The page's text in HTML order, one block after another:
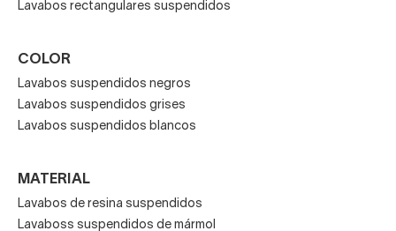
Lavabos rectangulares suspendidos
COLOR
Lavabos suspendidos negros
Lavabos suspendidos grises
Lavabos suspendidos blancos
MATERIAL
Lavabos de resina suspendidos
Lavaboss suspendidos de mármol